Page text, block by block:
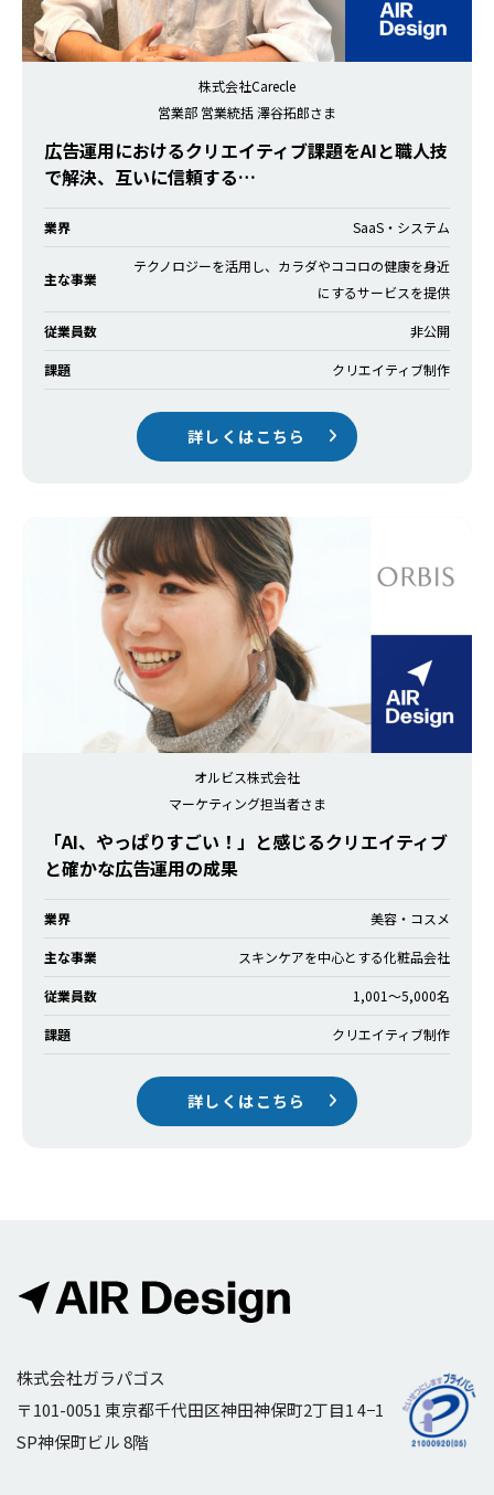
株式会社Carecle
営業部 営業統括 澤谷拓郎さま
広告運用におけるクリエイティブ課題をAIと職人技
で解決、互いに信頼する…
業界 SaaS・システム
主な事業
テクノロジーを活用し、カラダやココロの健康を身近
にするサービスを提供
従業員数 非公開
課題 クリエイティブ制作
詳しくはこちら
オルビス株式会社
マーケティング担当者さま
「AI、やっぱりすごい！」と感じるクリエイティブ
と確かな広告運用の成果
業界 美容・コスメ
主な事業 スキンケアを中心とする化粧品会社
従業員数 1,001〜5,000名
課題 クリエイティブ制作
詳しくはこちら
株式会社ガラパゴス
〒101-0051 東京都千代田区神田神保町2丁目1 4−1
SP神保町ビル 8階